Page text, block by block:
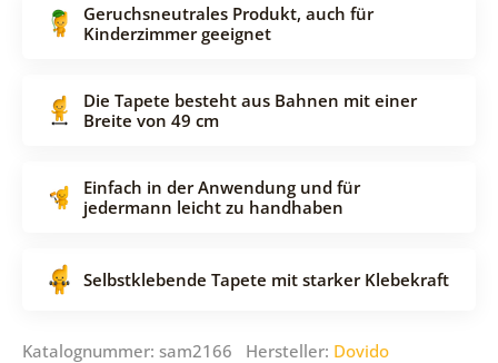
Geruchsneutrales Produkt, auch für
Kinderzimmer geeignet
Die Tapete besteht aus Bahnen mit einer
Breite von 49 cm
Einfach in der Anwendung und für
jedermann leicht zu handhaben
Selbstklebende Tapete mit starker Klebekraft
Katalognummer: sam2166 Hersteller: Dovido